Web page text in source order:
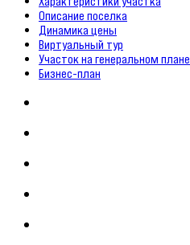
Описание поселка
Динамика цены
Виртуальный тур
Участок на генеральном плане
Бизнес-план